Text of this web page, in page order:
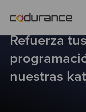
Clientes
KATAS
Refuerza
nuestras